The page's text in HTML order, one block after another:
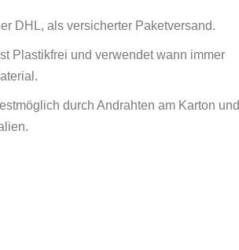
DHL, als versicherter Paketversand.
Plastikfrei und verwendet wann immer
durch Andrahten am Karton und